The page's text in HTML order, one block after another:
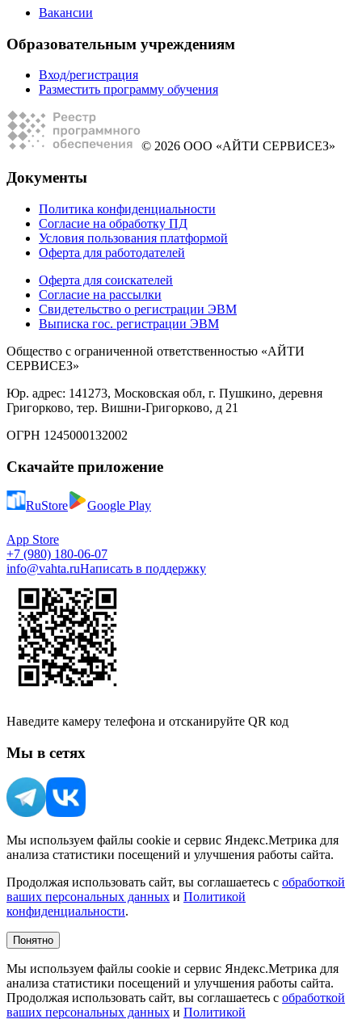
Вакансии
Образовательным учреждениям
Вход/регистрация
Разместить программу обучения
© 2026 ООО «АЙТИ СЕРВИСЕЗ»
Документы
Политика конфиденциальности
Согласие на обработку ПД
Условия пользования платформой
Оферта для работодателей
Оферта для соискателей
Согласие на рассылки
Свидетельство о регистрации ЭВМ
Выписка гос. регистрации ЭВМ
Общество с ограниченной ответственностью «АЙТИ
СЕРВИСЕЗ»
Юр. адрес: 141273, Московская обл, г. Пушкино, деревня
Григорково, тер. Вишни-Григорково, д 21
ОГРН 1245000132002
Скачайте приложение
RuStore Google Play
App Store
+7 (980) 180-06-07
info@vahta.ruНаписать в поддержку
Наведите камеру телефона и отсканируйте QR код
Мы в сетях
Мы используем файлы cookie и сервис Яндекс.Метрика для
анализа статистики посещений и улучшения работы сайта.
Продолжая использовать сайт, вы соглашаетесь с обработкой
ваших персональных данных и Политикой
конфиденциальности.
Понятно
Мы используем файлы cookie и сервис Яндекс.Метрика для
анализа статистики посещений и улучшения работы сайта.
Продолжая использовать сайт, вы соглашаетесь с обработкой
ваших персональных данных и Политикой